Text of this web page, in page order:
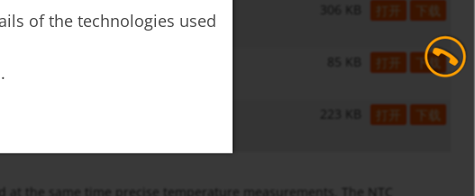
306 KB 打开 下载
85 KB 打开 下载
223 KB 打开 下载
the same time precise temperature measurements. The NTC
of the technologies used